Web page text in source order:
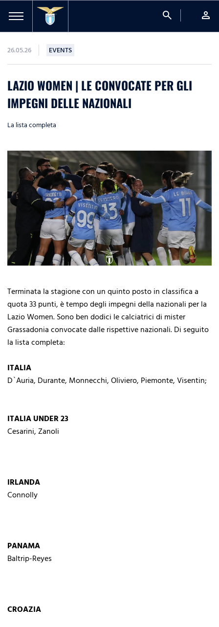
search person
26.05.26 EVENTS
LAZIO WOMEN | LE CONVOCATE PER GLI
IMPEGNI DELLE NAZIONALI
La lista completa
Terminata la stagione con un quinto posto in classifica a
quota 33 punti, è tempo degli impegni della nazionali per la
Lazio Women. Sono ben dodici le calciatrici di mister
Grassadonia convocate dalle rispettive nazionali. Di seguito
la lista completa:
ITALIA
D`Auria, Durante, Monnecchi, Oliviero, Piemonte, Visentin;
ITALIA UNDER 23
Cesarini, Zanoli
IRLANDA
Connolly
PANAMA
Baltrip-Reyes
CROAZIA